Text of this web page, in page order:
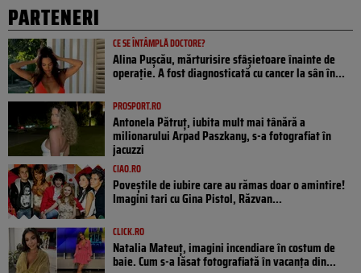
PARTENERI
CE SE ÎNTÂMPLĂ DOCTORE?
Alina Pușcău, mărturisire sfâșietoare înainte de
operație. A fost diagnosticată cu cancer la sân în...
PROSPORT.RO
Antonela Pătruț, iubita mult mai tânără a
milionarului Arpad Paszkany, s-a fotografiat în
jacuzzi
CIAO.RO
Poveştile de iubire care au rămas doar o amintire!
Imagini tari cu Gina Pistol, Răzvan...
CLICK.RO
Natalia Mateuț, imagini incendiare în costum de
baie. Cum s-a lăsat fotografiată în vacanța din...